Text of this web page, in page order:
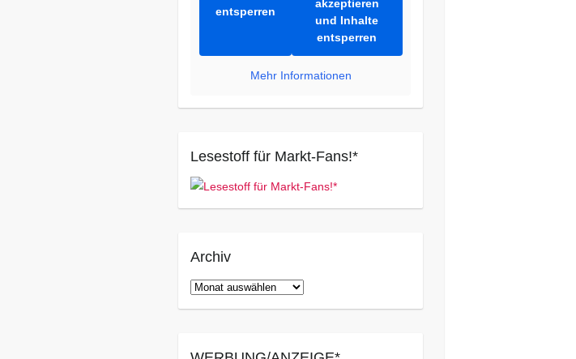
entsperren
akzeptieren
und Inhalte
entsperren
Mehr Informationen
Lesestoff für Markt-Fans!*
Archiv
Archiv